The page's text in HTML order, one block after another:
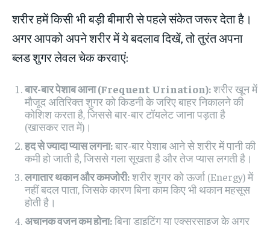
शरीर हमें किसी भी बड़ी बीमारी से पहले संकेत जरूर देता है।
अगर आपको अपने शरीर में ये बदलाव दिखें, तो तुरंत अपना
ब्लड शुगर लेवल चेक करवाएं:
बार-बार पेशाब आना (Frequent Urination):शरीर खून में
मौजूद अतिरिक्त शुगर को किडनी के जरिए बाहर निकालने की
कोशिश करता है, जिससे बार-बार टॉयलेट जाना पड़ता है
(खासकर रात में)।
हद से ज्यादा प्यास लगना:बार-बार पेशाब आने से शरीर में पानी की
कमी हो जाती है, जिससे गला सूखता है और तेज प्यास लगती है।
लगातार थकान और कमजोरी:शरीर शुगर को ऊर्जा (Energy) में
नहीं बदल पाता, जिसके कारण बिना काम किए भी थकान महसूस
होती है।
अचानक वजन कम होना:बिना डाइटिंग या एक्सरसाइज के अगर